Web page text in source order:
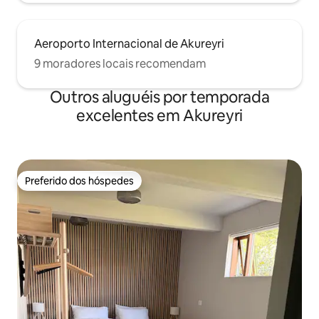
Aeroporto Internacional de Akureyri
9 moradores locais recomendam
Outros aluguéis por temporada
excelentes em Akureyri
Preferido dos hóspedes
Preferido dos hóspedes